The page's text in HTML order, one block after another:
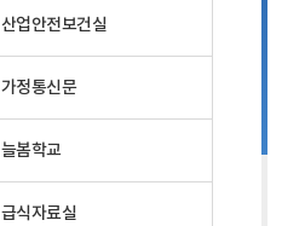
산업안전보건실
가정통신문
늘봄학교
급식자료실